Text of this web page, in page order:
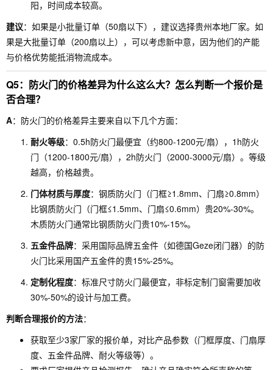
阳，时间成本较高。
建议：如果是小批量订单（50扇以下），建议选择贵州本地厂家。如
果是大批量订单（200扇以上），可以考虑新中意，因为他们的产能
与价格优势能抵消物流成本。
Q5：防火门的价格差异为什么这么大？怎么判断一个报价是
否合理？
A：防火门的价格差异主要来自以下几个方面：
耐火等级：0.5h防火门最便宜（约800-1200元/扇），1h防火
门（1200-1800元/扇），2h防火门（2000-3000元/扇）。等级
越高，价格越贵。
门体材质与厚度：钢质防火门（门框≥1.8mm、门扇≥0.8mm）
比钢质防火门（门框≤1.5mm、门扇≤0.6mm）贵20%-30%。
木质防火门通常比钢质防火门贵10%-15%。
五金件品牌：采用国际品牌五金件（如德国Geze闭门器）的防
火门比采用国产五金件的贵15%-25%。
定制化程度：标准尺寸防火门最便宜，非标定制门窗需要加收
30%-50%的设计与加工费。
判断合理报价的方法：
获取至少3家厂家的报价单，对比产品参数（门框厚度、门扇厚
度、五金件品牌、耐火等级等）。